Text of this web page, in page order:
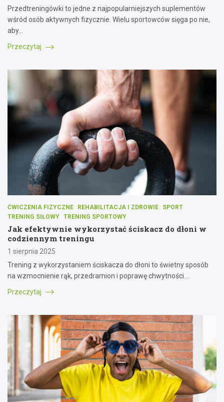
Przedtreningówki to jedne z najpopularniejszych suplementów
wśród osób aktywnych fizycznie. Wielu sportowców sięga po nie,
aby…
Przeczytaj
ĆWICZENIA FIZYCZNE REHABILITACJA I ZDROWIE
SPORT
TRENING SIŁOWY TRENING SPORTOWY
Jak efektywnie wykorzystać ściskacz do dłoni w
codziennym treningu
1 sierpnia 2025
Trening z wykorzystaniem ściskacza do dłoni to świetny sposób
na wzmocnienie rąk, przedramion i poprawę chwytności.…
Przeczytaj